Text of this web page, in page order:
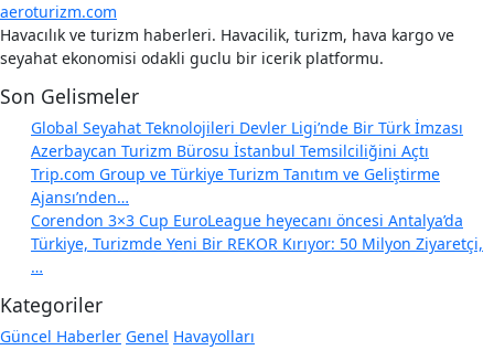
aeroturizm.com
Havacılık ve turizm haberleri. Havacilik, turizm, hava kargo ve
seyahat ekonomisi odakli guclu bir icerik platformu.
Son Gelismeler
Global Seyahat Teknolojileri Devler Ligi’nde Bir Türk İmzası
Azerbaycan Turizm Bürosu İstanbul Temsilciliğini Açtı
Trip.com Group ve Türkiye Turizm Tanıtım ve Geliştirme
Ajansı’nden…
Corendon 3×3 Cup EuroLeague heyecanı öncesi Antalya’da
Türkiye, Turizmde Yeni Bir REKOR Kırıyor: 50 Milyon Ziyaretçi,
…
Kategoriler
Güncel Haberler Genel Havayolları